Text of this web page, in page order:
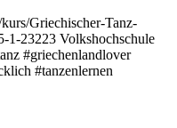
Griechischer-Tanz-
1-23223 Volkshochschule
#griechenlandlover
#tanzenlernen